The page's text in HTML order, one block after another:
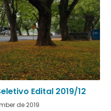
Edital 2019/12
de 2019